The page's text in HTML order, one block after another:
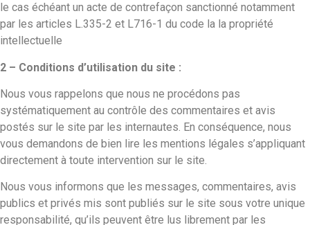
le cas échéant un acte de contrefaçon sanctionné notamment
par les articles L.335-2 et L716-1 du code la la propriété
intellectuelle
2 – Conditions d’utilisation du site :
Nous vous rappelons que nous ne procédons pas
systématiquement au contrôle des commentaires et avis
postés sur le site par les internautes. En conséquence, nous
vous demandons de bien lire les mentions légales s’appliquant
directement à toute intervention sur le site.
Nous vous informons que les messages, commentaires, avis
publics et privés mis sont publiés sur le site sous votre unique
responsabilité, qu’ils peuvent être lus librement par les